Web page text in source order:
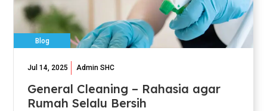
Blog
Jul 14, 2025 Admin SHC
General Cleaning – Rahasia agar
Rumah Selalu Bersih